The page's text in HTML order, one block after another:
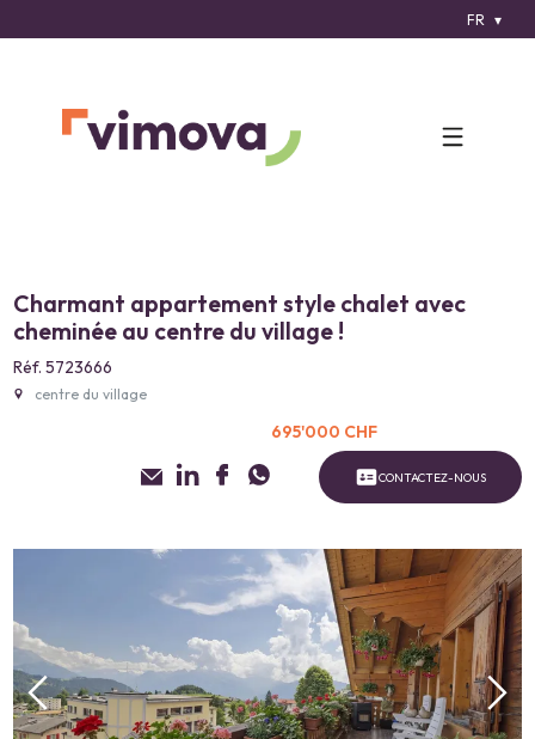
FR
Charmant appartement style chalet avec
cheminée au centre du village !
Réf. 5723666
centre du village
695'000 CHF
CONTACTEZ-NOUS